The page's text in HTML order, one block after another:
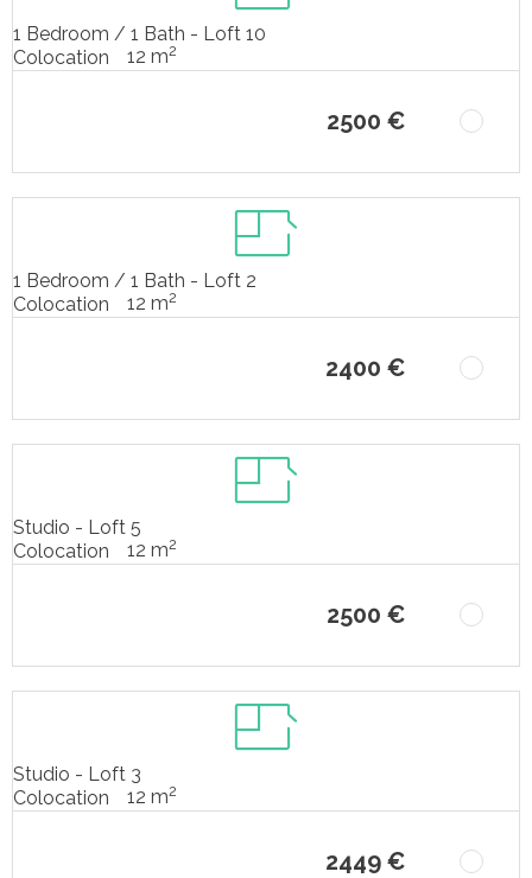
1 Bedroom / 1 Bath - Loft 10
Colocation
12 m2
2500 €
1 Bedroom / 1 Bath - Loft 2
Colocation
12 m2
2400 €
Studio - Loft 5
Colocation
12 m2
2500 €
Studio - Loft 3
Colocation
12 m2
2449 €